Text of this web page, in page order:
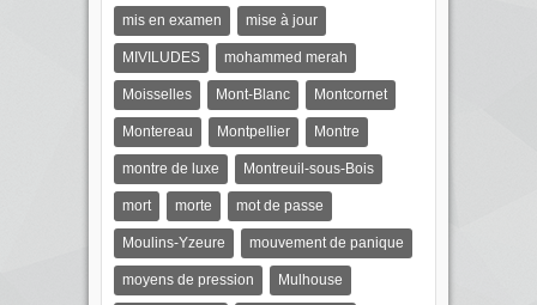
mis en examen mise à jour
MIVILUDES mohammed merah
Moisselles Mont-Blanc Montcornet
Montereau Montpellier Montre
montre de luxe Montreuil-sous-Bois
mort morte mot de passe
Moulins-Yzeure mouvement de panique
moyens de pression Mulhouse